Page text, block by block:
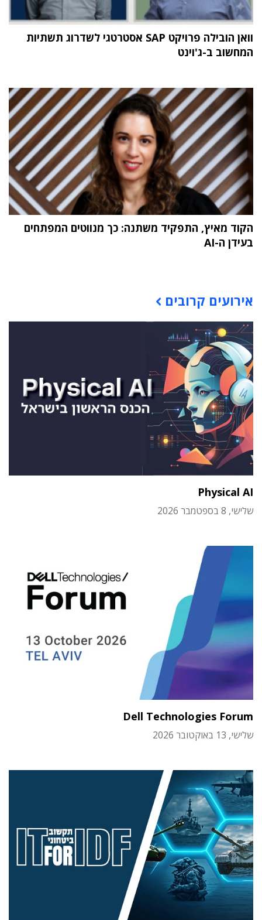
וואן הובילה פרויקט SAP אסטרטגי לשדרוג תשתיות
המחשוב ב-ג'וינט
הקוד מאיץ, התפקיד משתנה: כך מנווטים המפתחים
בעידן ה-AI
אירועים קרובים
Physical AI
שלישי, 8 בספטמבר 2026
Dell Technologies Forum
שלישי, 13 באוקטובר 2026